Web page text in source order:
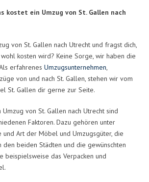
kostet ein Umzug von St. Gallen nach
von St. Gallen nach Utrecht und fragst dich,
kosten wird? Keine Sorge, wir haben die
erfahrenes Umzugsunternehmen,
von und nach St. Gallen, stehen wir vom
St. Gallen dir gerne zur Seite.
von St. Gallen nach Utrecht sind
Faktoren. Dazu gehören unter
und Art der Möbel und Umzugsgüter, die
den beiden Städten und die gewünschten
beispielsweise das Verpacken und